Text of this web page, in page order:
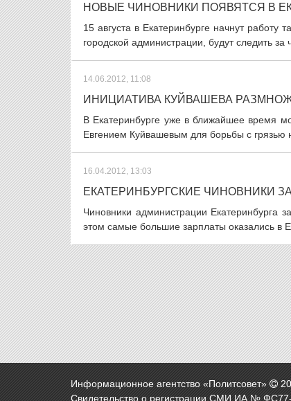
НОВЫЕ ЧИНОВНИКИ ПОЯВЯТСЯ В
15 августа в Екатеринбурге начнут
городской администрации, будут следить за
14.06.2012, 11:08
ИНИЦИАТИВА КУЙВАШЕВА
В Екатеринбурге уже в ближайшее время
Евгением Куйвашевым для борьбы с грязью
16.04.2012, 13:03
ЕКАТЕРИНБУРГСКИЕ ЧИНОВНИКИ
Чиновники администрации Екатеринбурга
этом самые большие зарплаты оказались в
Информационное агентство «Политсовет»
Свидетельство о регистрации СМИ ИА №